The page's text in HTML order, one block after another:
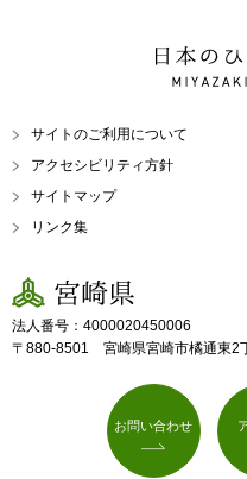
日本のひな
MIYAZAKI
サイトのご利用について
アクセシビリティ方針
サイトマップ
リンク集
宮崎県
法人番号：4000020450006
〒880-8501 宮崎県宮崎市橘通東2
お問い合わせ